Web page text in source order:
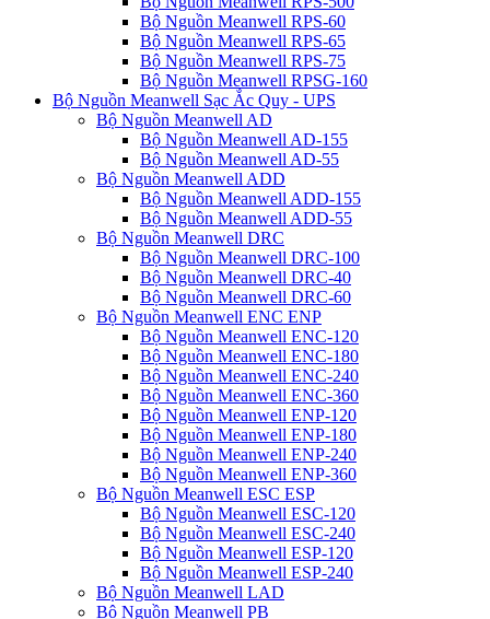
Bộ Nguồn Meanwell RPS-60
Bộ Nguồn Meanwell RPS-65
Bộ Nguồn Meanwell RPS-75
Bộ Nguồn Meanwell RPSG-160
Bộ Nguồn Meanwell Sạc Ắc Quy - UPS
Bộ Nguồn Meanwell AD
Bộ Nguồn Meanwell AD-155
Bộ Nguồn Meanwell AD-55
Bộ Nguồn Meanwell ADD
Bộ Nguồn Meanwell ADD-155
Bộ Nguồn Meanwell ADD-55
Bộ Nguồn Meanwell DRC
Bộ Nguồn Meanwell DRC-100
Bộ Nguồn Meanwell DRC-40
Bộ Nguồn Meanwell DRC-60
Bộ Nguồn Meanwell ENC ENP
Bộ Nguồn Meanwell ENC-120
Bộ Nguồn Meanwell ENC-180
Bộ Nguồn Meanwell ENC-240
Bộ Nguồn Meanwell ENC-360
Bộ Nguồn Meanwell ENP-120
Bộ Nguồn Meanwell ENP-180
Bộ Nguồn Meanwell ENP-240
Bộ Nguồn Meanwell ENP-360
Bộ Nguồn Meanwell ESC ESP
Bộ Nguồn Meanwell ESC-120
Bộ Nguồn Meanwell ESC-240
Bộ Nguồn Meanwell ESP-120
Bộ Nguồn Meanwell ESP-240
Bộ Nguồn Meanwell LAD
Bộ Nguồn Meanwell PB